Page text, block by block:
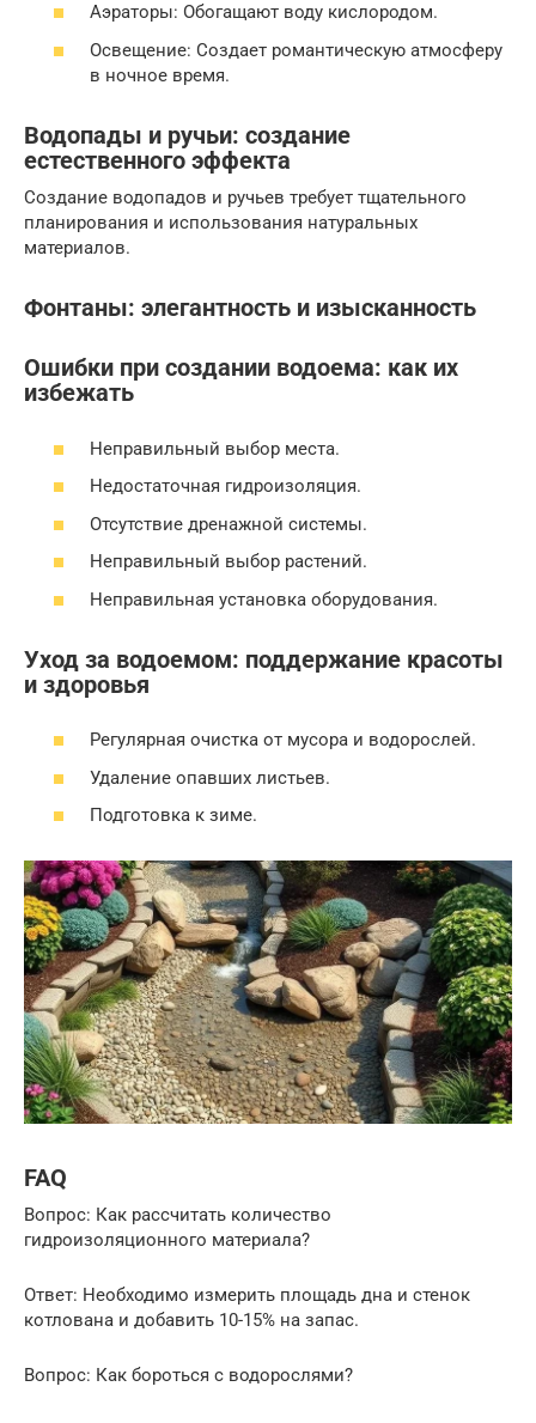
Аэраторы: Обогащают воду кислородом.
Освещение: Создает романтическую атмосферу
в ночное время.
Водопады и ручьи: создание
естественного эффекта
Создание водопадов и ручьев требует тщательного
планирования и использования натуральных
материалов.
Фонтаны: элегантность и изысканность
Ошибки при создании водоема: как их
избежать
Неправильный выбор места.
Недостаточная гидроизоляция.
Отсутствие дренажной системы.
Неправильный выбор растений.
Неправильная установка оборудования.
Уход за водоемом: поддержание красоты
и здоровья
Регулярная очистка от мусора и водорослей.
Удаление опавших листьев.
Подготовка к зиме.
FAQ
Вопрос: Как рассчитать количество
гидроизоляционного материала?
Ответ: Необходимо измерить площадь дна и стенок
котлована и добавить 10-15% на запас.
Вопрос: Как бороться с водорослями?